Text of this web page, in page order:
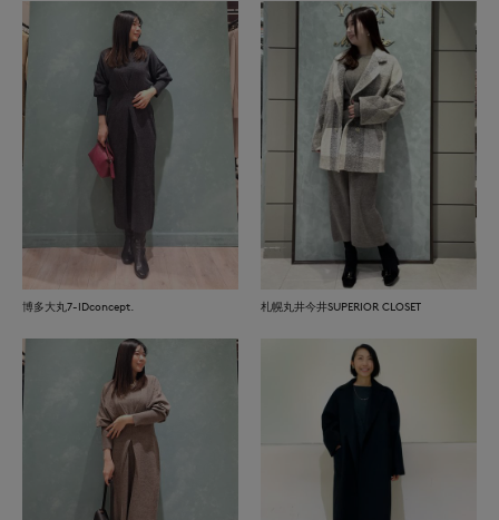
博多大丸7-IDconcept. 札幌丸井今井SUPERIOR CLOSET